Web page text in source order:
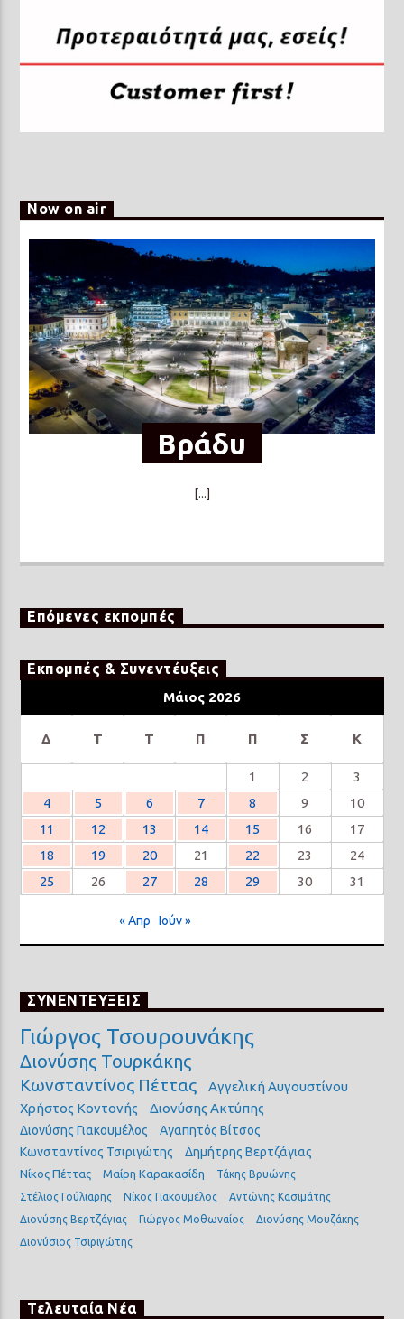
Now on air
Βράδυ
[...]
Επόμενες εκπομπές
Εκπομπές & Συνεντέυξεις
Μάιος 2026
Δ Τ Τ Π Π Σ Κ
1 2
3
4
5 6 7 8 9
10
11
12 13 14 15 16
17
18
19 20 21 22 23
24
25
26 27 28 29 30 31
« Απρ Ιούν »
ΣΥΝΕΝΤΕΥΞΕΙΣ
Γιώργος Τσουρουνάκης
Διονύσης Τουρκάκης
Κωνσταντίνος Πέττας
Αγγελική Αυγουστίνου
Χρήστος Κοντονής
Διονύσης Ακτύπης
Διονύσης Γιακουμέλος
Αγαπητός Βίτσος
Κωνσταντίνος Τσιριγώτης
Δημήτρης Βερτζάγιας
Νίκος Πέττας Μαίρη Καρακασίδη
Τάκης Βρυώνης
Στέλιος Γούλιαρης
Νίκος Γιακουμέλος
Αντώνης Κασιμάτης
Διονύσης Βερτζάγιας
Γιώργος Μοθωναίος
Διονύσης Μουζάκης
Διονύσιος Τσιριγώτης
Τελευταία Νέα